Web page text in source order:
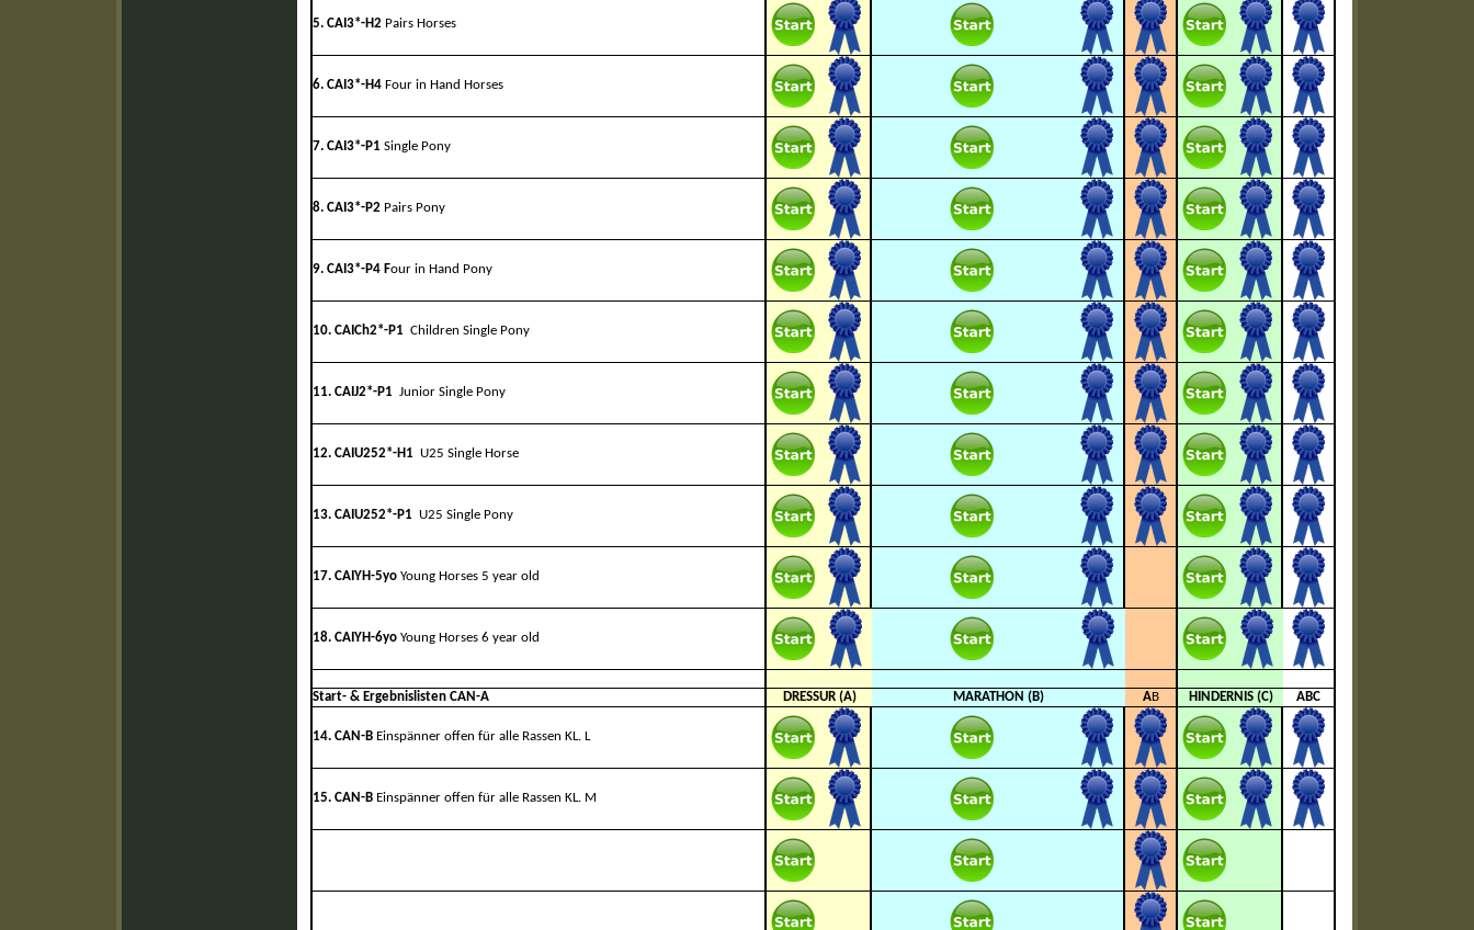
5. CAI3*-H2 Pairs Horses
6. CAI3*-H4 Four in Hand Horses
7. CAI3*-P1 Single Pony
8. CAI3*-P2 Pairs Pony
9. CAI3*-P4 Four in Hand Pony
10. CAICh2*-P1 Children Single Pony
11. CAIJ2*-P1 Junior Single Pony
12. CAIU252*-H1 U25 Single Horse
13. CAIU252*-P1 U25 Single Pony
17. CAIYH-5yo Young Horses 5 year old
18. CAIYH-6yo Young Horses 6 year old
Start- & Ergebnislisten CAN-A DRESSUR (A) MARATHON (B) AB HINDERNIS (C) ABC
14. CAN-B Einspänner offen für alle Rassen KL. L
15. CAN-B Einspänner offen für alle Rassen KL. M